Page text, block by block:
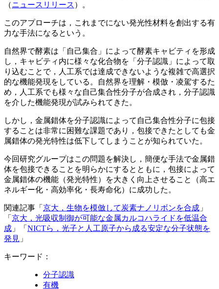
（ニュースリリース ）。
このアプローチは，これまでにない発光性材料を創出する有
力な手法になるという。
自然界で酵素は「自己集合」によって酵素キャビティを形成
し，キャビティ内に様々な化合物を「分子認識」によって取
り込むことで，人工系では達成できないような複雑で高選択
的な機能発現をしている。自然界を理解・模倣・凌駕するた
め，人工系でも様々な自己集合性分子が合成され，分子認識
を介した機能発現が試みられてきた。
しかし，金属錯体を分子認識によって自己集合性分子に包接
することは非常に困難な課題であり，包接できたとしても金
属錯体の発光特性は低下してしまうことが知られていた。
今回研究グループはこの問題を解決し，簡便な手法で金属錯
体を包接できることを明らかにするとともに，包接によって
金属錯体の機能（発光特性）を大きく向上させること（高エ
ネルギー化・高効率化・長寿命化）に成功した。
関連記事「 京大，生物を模倣して炭素ナノリボンを合成 」
「 京大，光吸収制御が可能な金属カルコハライドを低温合
成 」「 NICTら，光子と人工原子から成る安定な分子状態を
発見 」
キーワード：
分子認識
有機